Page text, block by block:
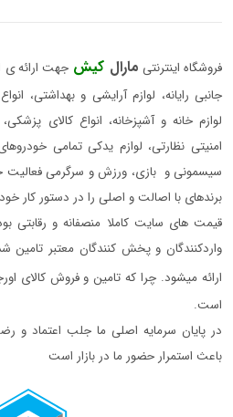
فروشگاه اینترنتی مارال کیش جهت ارائه ی
جانبی رایانه، لوازم آرایشی و بهداشتی،
لوازم خانه و آشپزخانه، انواع کالای
امنیتی نظارتی، لوازم یدکی تمامی
سیسمونی و بازی، ورزش و سرگرمی فعالیت
برندهای با اصالت و اصلی را در دستور کار
قیمت های سایت کاملا منصفانه و رقابتی
واردکنندگان و پخش کنندگان معتبر تامین
ارائه میشود. چرا که تامین و فروش کالای
است.
در پایان سرمایه اصلی ما جلب اعتماد
باعث استمرار حضور ما در بازار است